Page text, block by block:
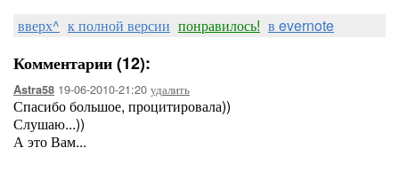
вверх^ к полной версии понравилось! в evernote
Комментарии (12):
Astra58 19-06-2010-21:20 удалить
Спасибо большое, процитировала))
Слушаю...))
А это Вам...